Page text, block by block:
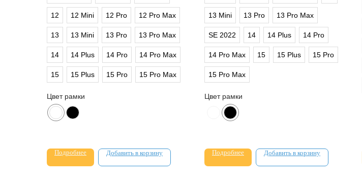
12 12 Mini 12 Pro 12 Pro Max
13 13 Mini 13 Pro 13 Pro Max
14 14 Plus 14 Pro 14 Pro Max
15 15 Plus 15 Pro 15 Pro Max
Цвет рамки
Подробнее Добавить в корзину
13 Mini 13 Pro 13 Pro Max
SE 2022 14 14 Plus 14 Pro
14 Pro Max 15 15 Plus 15 Pro
15 Pro Max
Цвет рамки
Подробнее Добавить в корзину